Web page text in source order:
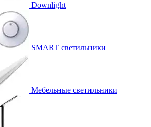
Downlight
SMART светильники
Мебельные светильники